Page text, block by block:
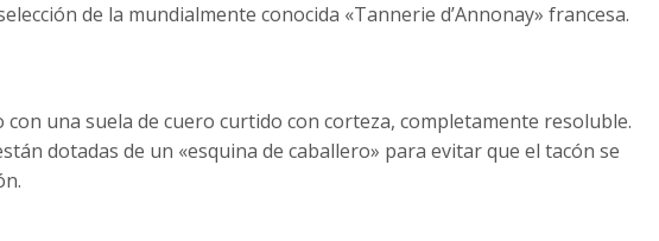
de la mundialmente conocida «Tannerie d’Annonay» francesa.
una suela de cuero curtido con corteza, completamente resoluble.
dotadas de un «esquina de caballero» para evitar que el tacón se